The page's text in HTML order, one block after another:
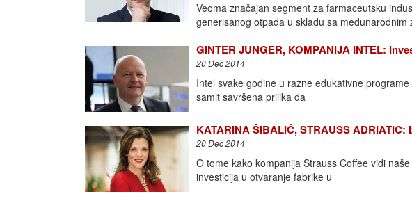
Veoma značajan segment za farmaceutsku
generisanog otpada u skladu sa međunarodnim
GINTER JUNGER, KOMPANIJA INTEL:
20 Dec 2014
Intel svake godine u razne edukativne
samit savršena prilika da
KATARINA ŠIBALIĆ, STRAUSS
20 Dec 2014
O tome kako kompanija Strauss Coffee vidi
investicija u otvaranje fabrike u